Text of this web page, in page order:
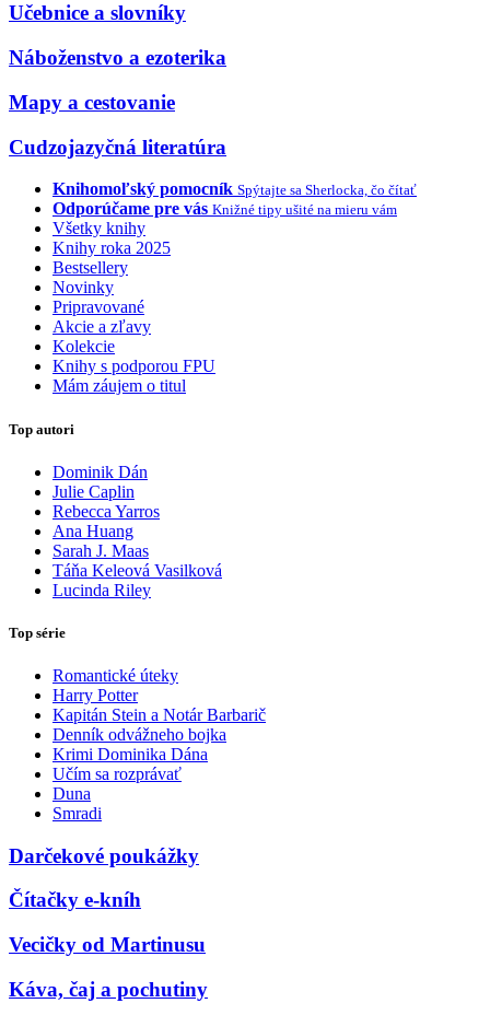
Učebnice a slovníky
Náboženstvo a ezoterika
Mapy a cestovanie
Cudzojazyčná literatúra
Knihomoľský pomocník Spýtajte sa Sherlocka, čo čítať
Odporúčame pre vás Knižné tipy ušité na mieru vám
Všetky knihy
Knihy roka 2025
Bestsellery
Novinky
Pripravované
Akcie a zľavy
Kolekcie
Knihy s podporou FPU
Mám záujem o titul
Top autori
Dominik Dán
Julie Caplin
Rebecca Yarros
Ana Huang
Sarah J. Maas
Táňa Keleová Vasilková
Lucinda Riley
Top série
Romantické úteky
Harry Potter
Kapitán Stein a Notár Barbarič
Denník odvážneho bojka
Krimi Dominika Dána
Učím sa rozprávať
Duna
Smradi
Darčekové poukážky
Čítačky e-kníh
Vecičky od Martinusu
Káva, čaj a pochutiny